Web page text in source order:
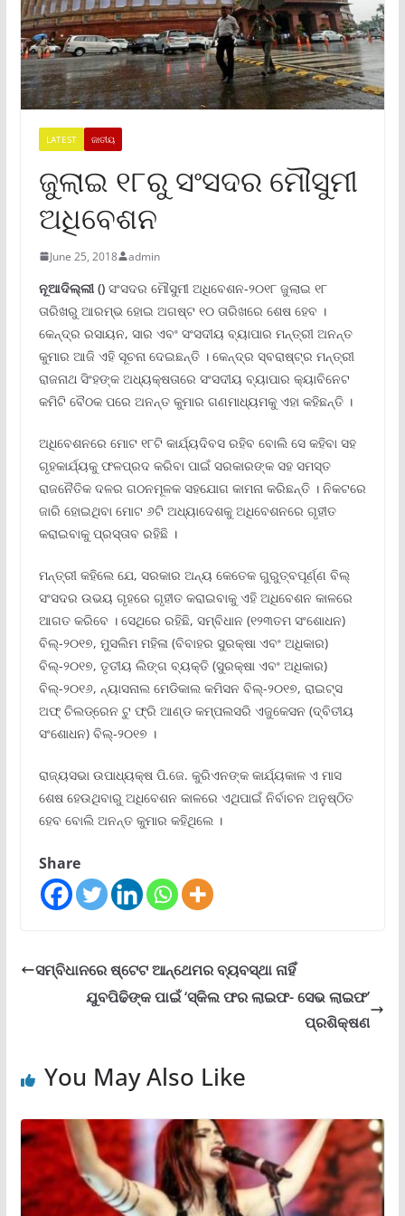
LATEST ଜାତୀୟ
ଜୁଲାଇ ୧୮ରୁ ସଂସଦର ମୌସୁମୀ
ଅଧିବେଶନ
June 25, 2018 admin
ନୂଆଦିଲ୍ଲୀ () ସଂସଦର ମୌସୁମୀ ଅଧିବେଶନ-୨୦୧୮ ଜୁଲାଇ ୧୮
ତାରିଖରୁ ଆରମ୍ଭ ହୋଇ ଅଗଷ୍ଟ ୧୦ ତାରିଖରେ ଶେଷ ହେବ ।
କେନ୍ଦ୍ର ରସାୟନ, ସାର ଏବଂ ସଂସଦୀୟ ବ୍ୟାପାର ମନ୍ତ୍ରୀ ଅନନ୍ତ
କୁମାର ଆଜି ଏହି ସୂଚନା ଦେଇଛନ୍ତି । କେନ୍ଦ୍ର ସ୍ବରାଷ୍ଟ୍ର ମନ୍ତ୍ରୀ
ରାଜନାଥ ସିଂହଙ୍କ ଅଧ୍ୟକ୍ଷତାରେ ସଂସଦୀୟ ବ୍ୟାପାର କ୍ୟାବିନେଟ
କମିଟି ବୈଠକ ପରେ ଅନନ୍ତ କୁମାର ଗଣମାଧ୍ୟମକୁ ଏହା କହିଛନ୍ତି ।
ଅଧିବେଶନରେ ମୋଟ ୧୮ଟି କାର୍ଯ୍ୟଦିବସ ରହିବ ବୋଲି ସେ କହିବା ସହ
ଗୃହକାର୍ଯ୍ୟକୁ ଫଳପ୍ରଦ କରିବା ପାଇଁ ସରକାରଙ୍କ ସହ ସମସ୍ତ
ରାଜନୈତିକ ଦଳର ଗଠନମୂଳକ ସହଯୋଗ କାମନା କରିଛନ୍ତି । ନିକଟରେ
ଜାରି ହୋଇଥିବା ମୋଟ ୬ଟି ଅଧ୍ୟାଦେଶକୁ ଅଧିବେଶନରେ ଗୃହୀତ
କରାଇବାକୁ ପ୍ରସ୍ତାବ ରହିଛି ।
ମନ୍ତ୍ରୀ କହିଲେ ଯେ, ସରକାର ଅନ୍ୟ କେତେକ ଗୁରୁତ୍ବପୂର୍ଣ୍ଣ ବିଲ୍
ସଂସଦର ଉଭୟ ଗୃହରେ ଗୃହୀତ କରାଇବାକୁ ଏହି ଅଧିବେଶନ କାଳରେ
ଆଗତ କରିବେ । ସେଥିରେ ରହିଛି, ସମ୍ବିଧାନ (୧୨୩ତମ ସଂଶୋଧନ)
ବିଲ୍-୨୦୧୭, ମୁସଲିମ ମହିଳା (ବିବାହର ସୁରକ୍ଷା ଏବଂ ଅଧିକାର)
ବିଲ୍-୨୦୧୭, ତୃତୀୟ ଲିଙ୍ଗ ବ୍ୟକ୍ତି (ସୁରକ୍ଷା ଏବଂ ଅଧିକାର)
ବିଲ୍-୨୦୧୬, ନ୍ୟାସନାଲ ମେଡିକାଲ କମିସନ ବିଲ୍-୨୦୧୭, ରାଇଟ୍ସ
ଅଫ୍ ଚିଲଡ୍ରେନ ଟୁ ଫ୍ରି ଆଣ୍ଡ କମ୍ପଲସରି ଏଜୁକେସନ (ଦ୍ବିତୀୟ
ସଂଶୋଧନ) ବିଲ୍-୨୦୧୭ ।
ରାଜ୍ୟସଭା ଉପାଧ୍ୟକ୍ଷ ପି.ଜେ. କୁରିଏନଙ୍କ କାର୍ଯ୍ୟକାଳ ଏ ମାସ
ଶେଷ ହେଉଥିବାରୁ ଅଧିବେଶନ କାଳରେ ଏଥିପାଇଁ ନିର୍ବାଚନ ଅନୁଷ୍ଠିତ
ହେବ ବୋଲି ଅନନ୍ତ କୁମାର କହିଥିଲେ ।
Share
ସମ୍ବିଧାନରେ ଷ୍ଟେଟ ଆନ୍ଥେମର ବ୍ୟବସ୍ଥା ନାହିଁ
ଯୁବପିଢିଙ୍କ ପାଇଁ ‘ସ୍କିଲ ଫର ଲାଇଫ- ସେଭ ଲାଇଫ’
ପ୍ରଶିକ୍ଷଣ
You May Also Like